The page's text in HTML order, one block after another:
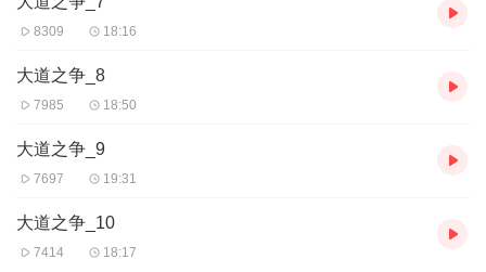
8309 18:16
大道之争_8
7985 18:50
大道之争_9
7697 19:31
大道之争_10
7414 18:17